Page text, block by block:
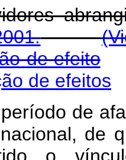
de efeito
de efeitos
de
de
o